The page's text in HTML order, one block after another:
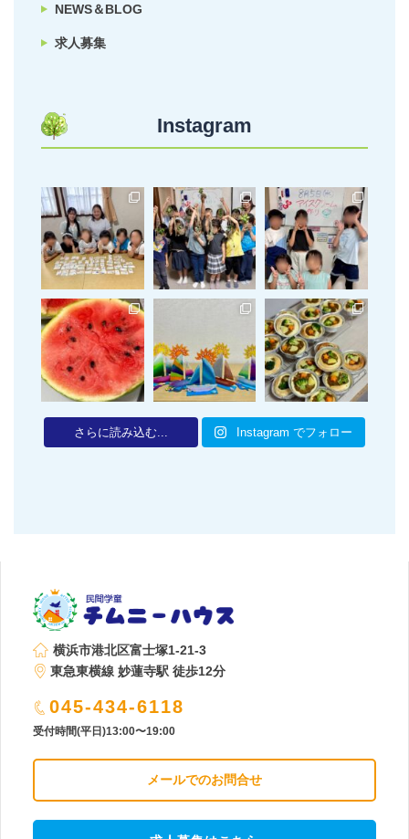
NEWS＆BLOG
求人募集
Instagram
さらに読み込む... Instagram でフォロー
横浜市港北区富士塚1-21-3
東急東横線 妙蓮寺駅 徒歩12分
045-434-6118
受付時間(平日)13:00〜19:00
メールでのお問合せ